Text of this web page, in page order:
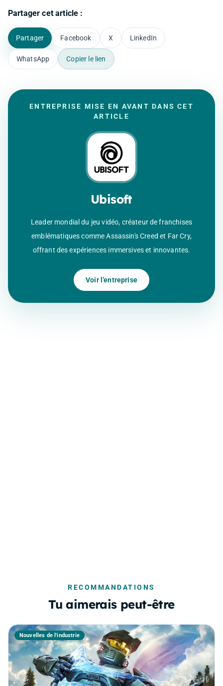
Partager cet article :
Partager Facebook X LinkedIn
WhatsApp Copier le lien
ENTREPRISE MISE EN AVANT DANS CET
ARTICLE
Ubisoft
Leader mondial du jeu vidéo, créateur de franchises
emblématiques comme Assassin's Creed et Far Cry,
offrant des expériences immersives et innovantes.
Voir l’entreprise
RECOMMANDATIONS
Tu aimerais peut-être
Nouvelles de l'industrie